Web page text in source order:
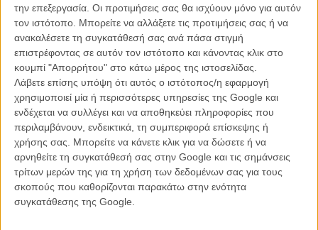
την επεξεργασία. Οι προτιμήσεις σας θα ισχύουν μόνο για αυτόν
τον ιστότοπο. Μπορείτε να αλλάξετε τις προτιμήσεις σας ή να
ανακαλέσετε τη συγκατάθεσή σας ανά πάσα στιγμή
επιστρέφοντας σε αυτόν τον ιστότοπο και κάνοντας κλικ στο
κουμπί "Απορρήτου" στο κάτω μέρος της ιστοσελίδας.
Λάβετε επίσης υπόψη ότι αυτός ο ιστότοπος/η εφαρμογή
χρησιμοποιεί μία ή περισσότερες υπηρεσίες της Google και
ενδέχεται να συλλέγει και να αποθηκεύει πληροφορίες που
περιλαμβάνουν, ενδεικτικά, τη συμπεριφορά επίσκεψης ή
χρήσης σας. Μπορείτε να κάνετε κλικ για να δώσετε ή να
αρνηθείτε τη συγκατάθεσή σας στην Google και τις σημάνσεις
τρίτων μερών της για τη χρήση των δεδομένων σας για τους
σκοπούς που καθορίζονται παρακάτω στην ενότητα
συγκατάθεσης της Google.
Βιμ Βέντερς
Συνέντευξη
Η επιτυχία είναι υπερτιμημένη. Δεν σε κάνει
καλύτερο, δεν σε πάει πουθενά η επιτυχία. Είναι
απλώς ένα ωραίο, ανεβαστικό, επιφανειακό
συναίσθημα.»